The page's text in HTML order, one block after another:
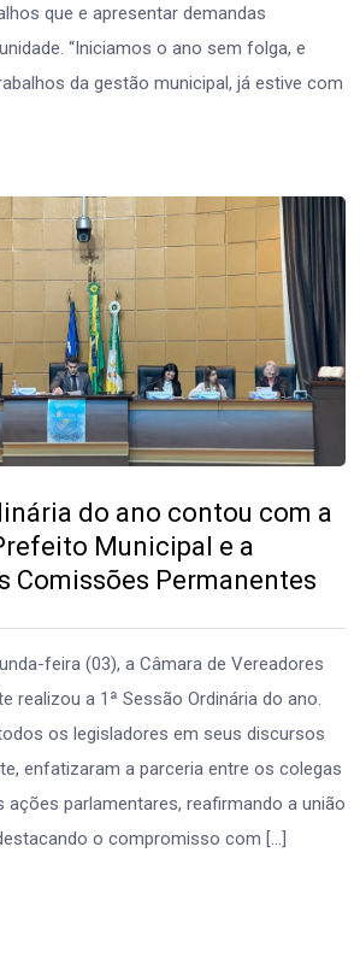
que e apresentar demandas
“Iniciamos o ano sem folga, e
da gestão municipal, já estive com
do ano contou com a
Municipal e a
Comissões Permanentes
feira (03), a Câmara de Vereadores
realizou a 1ª Sessão Ordinária do ano.
os legisladores em seus discursos
enfatizaram a parceria entre os colegas
ações parlamentares, reafirmando a união
o compromisso com […]